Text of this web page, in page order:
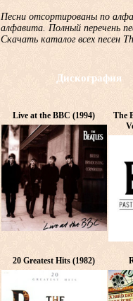
Песни отсортированы по
алфавита. Полный перечень
Скачать каталог всех песен
Дискография
Live at the BBC (1994)
The
20 Greatest Hits (1982)